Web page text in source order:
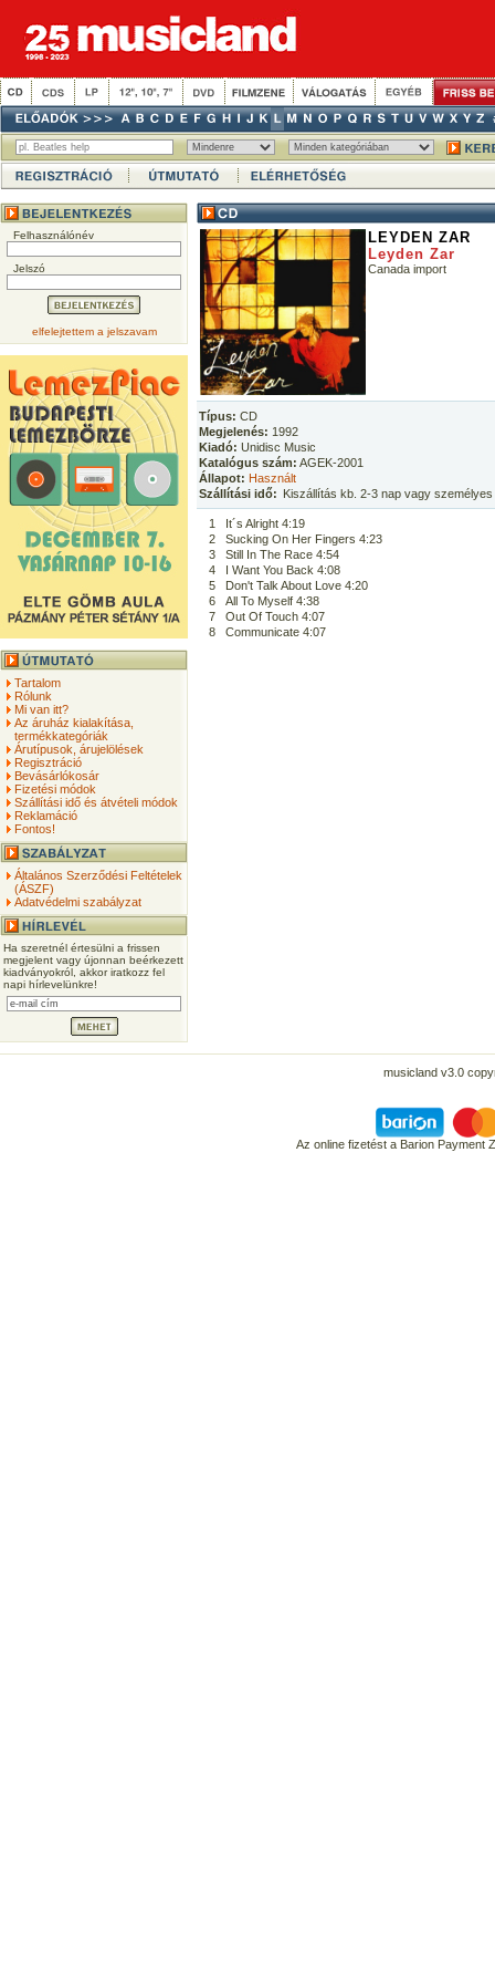
Felhasználónév
Jelszó
elfelejtettem a jelszavam
Tartalom
Rólunk
Mi van itt?
Az áruház kialakítása,
termékkategóriák
Árutípusok, árujelölések
Regisztráció
Bevásárlókosár
Fizetési módok
Szállítási idő és átvételi módok
Reklamáció
Fontos!
Általános Szerződési Feltételek
(ÁSZF)
Adatvédelmi szabályzat
Ha szeretnél értesülni a frissen
megjelent vagy újonnan beérkezett
kiadványokról, akkor iratkozz fel
napi hírlevelünkre!
LEYDEN ZAR
Leyden Zar
Canada import
Típus: CD
Megjelenés: 1992
Kiadó: Unidisc Music
Katalógus szám: AGEK-2001
Állapot: Használt
Szállítási idő: Kiszállítás kb. 2-3 nap vagy
1
It´s Alright 4:19
2
Sucking On Her Fingers 4:23
3
Still In The Race 4:54
4
I Want You Back 4:08
5
Don't Talk About Love 4:20
6
All To Myself 4:38
7
Out Of Touch 4:07
8
Communicate 4:07
musicland v3.0
Az online fizetést a Barion Payment